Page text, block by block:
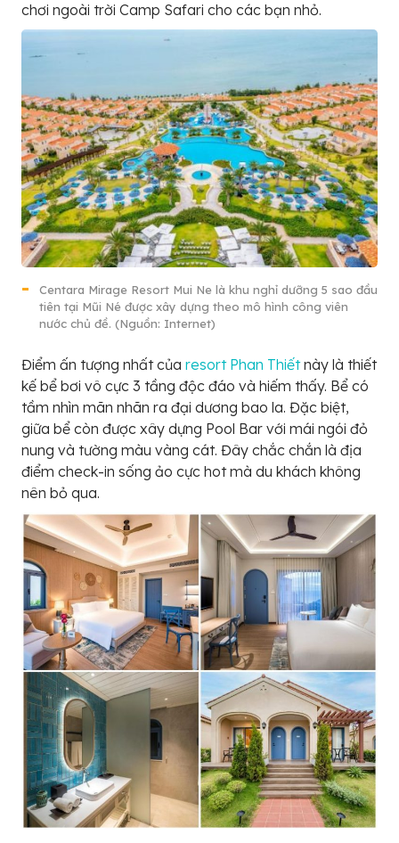
chơi ngoài trời Camp Safari cho các bạn nhỏ.
Centara Mirage Resort Mui Ne là khu nghỉ dưỡng 5 sao đầu
tiên tại Mũi Né được xây dựng theo mô hình công viên
nước chủ đề. (Nguồn: Internet)
Điểm ấn tượng nhất của resort Phan Thiếtnày là thiết
kế bể bơi vô cực 3 tầng độc đáo và hiếm thấy. Bể có
tầm nhìn mãn nhãn ra đại dương bao la. Đặc biệt,
giữa bể còn được xây dựng Pool Bar với mái ngói đỏ
nung và tường màu vàng cát. Đây chắc chắn là địa
điểm check-in sống ảo cực hot mà du khách không
nên bỏ qua.